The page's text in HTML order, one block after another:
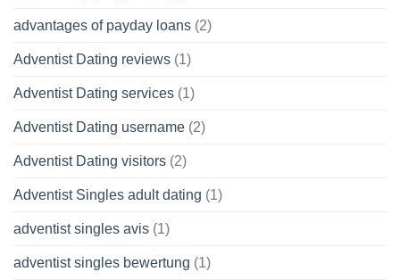
advantages of payday loans (2)
Adventist Dating reviews (1)
Adventist Dating services (1)
Adventist Dating username (2)
Adventist Dating visitors (2)
Adventist Singles adult dating (1)
adventist singles avis (1)
adventist singles bewertung (1)